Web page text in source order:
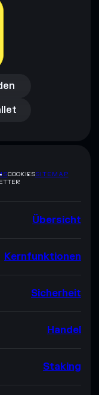
COOKIESSITEMAP
Übersicht
Kernfunktionen
Sicherheit
Handel
Staking